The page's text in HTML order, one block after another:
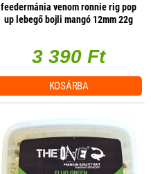
feedermánia venom ronnie rig pop
up lebegő bojli mangó 12mm 22g
3 390 Ft
KOSÁRBA